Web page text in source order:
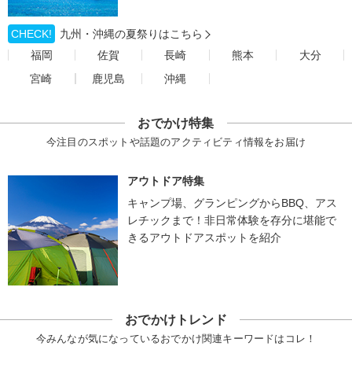
CHECK!
九州・沖縄の夏祭りはこちら
福岡
佐賀 長崎 熊本
大分
宮崎
鹿児島 沖縄
おでかけ特集
今注目のスポットや話題のアクティビティ情報をお届け
アウトドア特集
キャンプ場、グランピングからBBQ、アス
レチックまで！非日常体験を存分に堪能で
きるアウトドアスポットを紹介
おでかけトレンド
今みんなが気になっているおでかけ関連キーワードはコレ！